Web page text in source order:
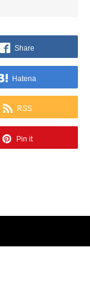
Share
Hatena
RSS
Pin it